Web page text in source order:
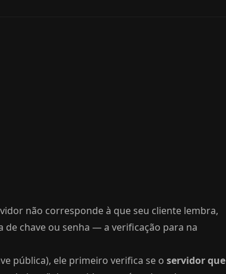
não corresponde à que seu cliente lembra,
chave ou senha — a verificação para na
pública), ele primeiro verifica se o servidor que